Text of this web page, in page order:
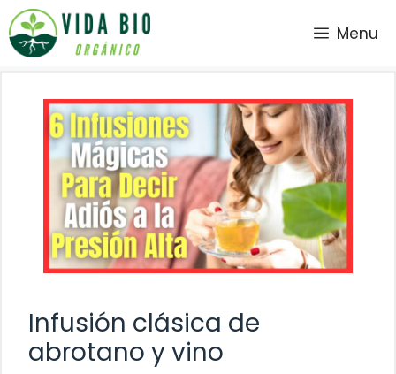
Saltar
al
contenido
Menu
Infusión clásica de
abrotano y vino